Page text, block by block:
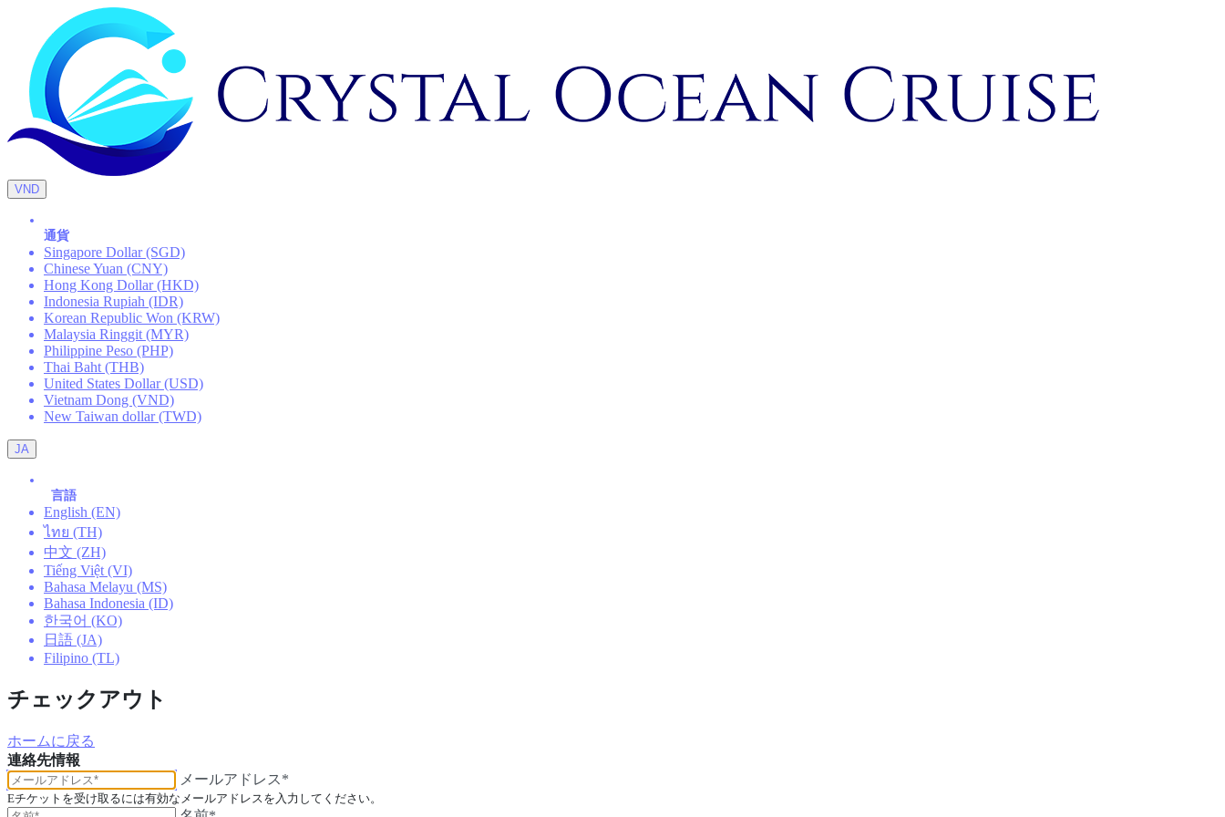
VND
通貨
Singapore Dollar (SGD)
Chinese Yuan (CNY)
Hong Kong Dollar (HKD)
Indonesia Rupiah (IDR)
Korean Republic Won (KRW)
Malaysia Ringgit (MYR)
Philippine Peso (PHP)
Thai Baht (THB)
United States Dollar (USD)
Vietnam Dong (VND)
New Taiwan dollar (TWD)
JA
言語
English (EN)
ไทย (TH)
中文 (ZH)
Tiếng Việt (VI)
Bahasa Melayu (MS)
Bahasa Indonesia (ID)
한국어 (KO)
日語 (JA)
Filipino (TL)
チェックアウト
ホームに戻る
連絡先情報
メールアドレス*
Eチケットを受け取るには有効なメールアドレスを入力してください。